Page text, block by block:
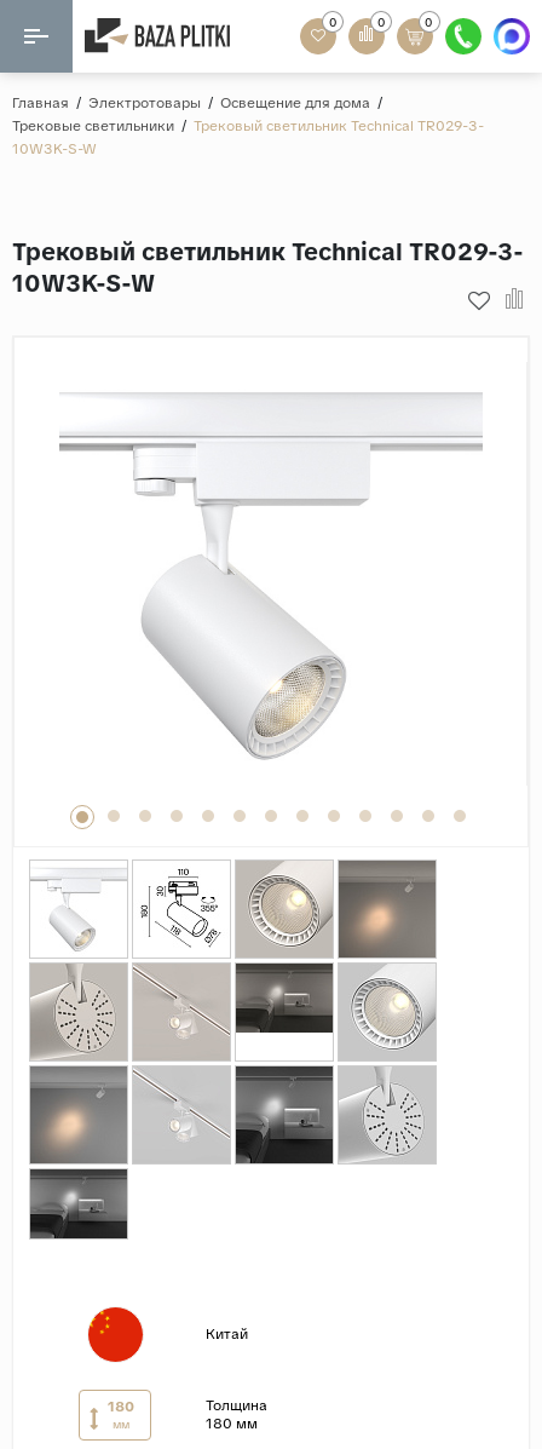
Назад
Керамогранит
20x120
Крупный формат
Поверхность
Матовая
Лаппатированная
Сатинированная
Карвинг
Структурная
Антискользящая
Страны
Россия
Мозаика
0 0 0
Главная / Электротовары / Освещение для дома /
Трековые светильники / Трековый светильник Technical TR029-3-
10W3K-S-W
Трековый светильник Technical TR029-3-
10W3K-S-W
Китай
180
мм
Толщина
180 мм